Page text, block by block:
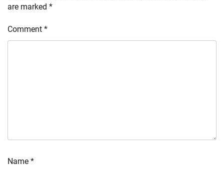
are marked *
Comment *
Name *